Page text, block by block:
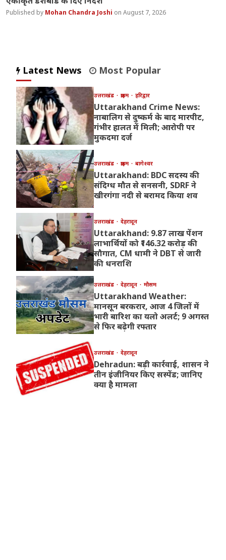
Mohan Chandra Joshi August 7, 2026
Latest News Most Popular
उत्तराखंड क्राइम हरिद्वार
Uttarakhand Crime News:
नाबालिग से दुष्कर्म के बाद मारपीट,
गंभीर हालत में मिली; आरोपी पर
मुकदमा दर्ज
उत्तराखंड क्राइम बागेश्वर
Uttarakhand: BDC सदस्य की
संदिग्ध मौत से सनसनी, SDRF ने
खीरगंगा नदी से बरामद किया शव
उत्तराखंड देहरादून
Uttarakhand: 9.87 लाख पेंशन
लाभार्थियों को ₹146.32 करोड़ की
सौगात, CM धामी ने DBT से जारी
की धनराशि
उत्तराखंड देहरादून मौसम
Uttarakhand Weather:
मानसून बरकरार, आज 4 जिलों में
भारी बारिश का यलो अलर्ट; 9 अगस्त
से फिर बढ़ेगी रफ्तार
उत्तराखंड देहरादून
Dehradun: बड़ी कार्रवाई, शासन ने
तीन इंजीनियर किए सस्पेंड; जानिए
क्या है मामला